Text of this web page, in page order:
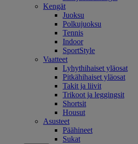
Kengät
Juoksu
Polkujuoksu
Tennis
Indoor
SportStyle
Vaatteet
Lyhythihaiset yläosat
Pitkähihaiset yläosat
Takit ja liivit
Trikoot ja leggingsit
Shortsit
Housut
Asusteet
Päähineet
Sukat